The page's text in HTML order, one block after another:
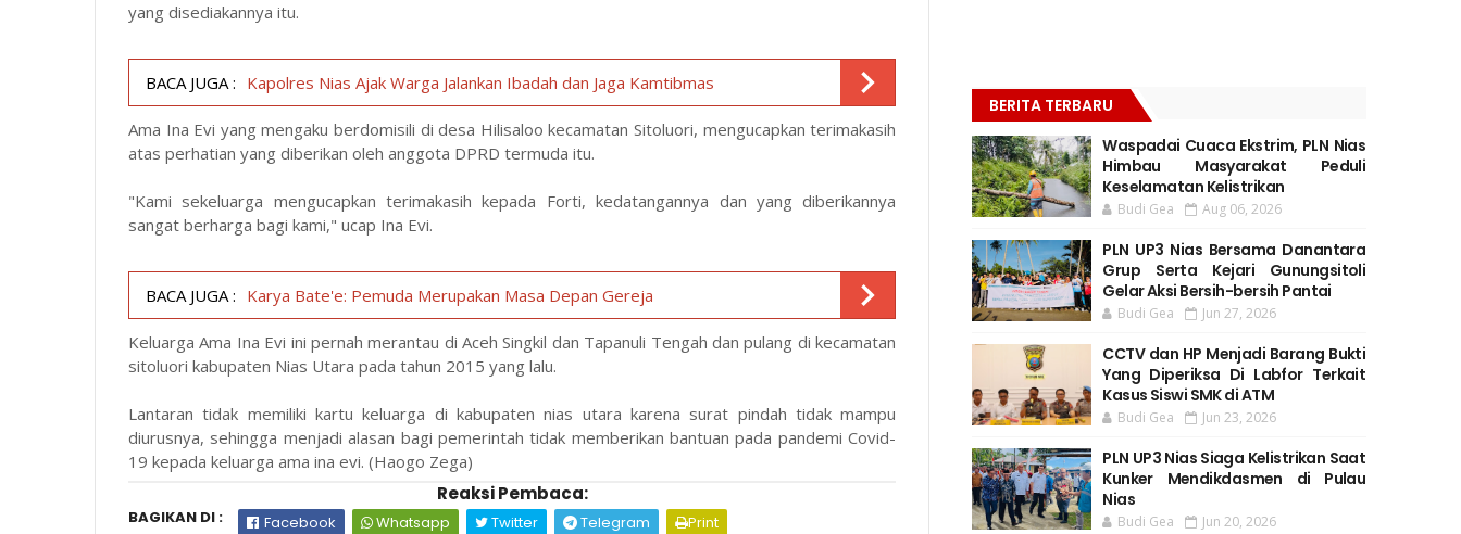
yang disediakannya itu.
BACA JUGA : Kapolres Nias Ajak Warga Jalankan Ibadah dan Jaga Kamtibmas
Ama Ina Evi yang mengaku berdomisili di desa Hilisaloo kecamatan Sitoluori, mengucapkan terimakasih
atas perhatian yang diberikan oleh anggota DPRD termuda itu.
"Kami sekeluarga mengucapkan terimakasih kepada Forti, kedatangannya dan yang diberikannya
sangat berharga bagi kami," ucap Ina Evi.
BACA JUGA : Karya Bate'e: Pemuda Merupakan Masa Depan Gereja
Keluarga Ama Ina Evi ini pernah merantau di Aceh Singkil dan Tapanuli Tengah dan pulang di kecamatan
sitoluori kabupaten Nias Utara pada tahun 2015 yang lalu.
Lantaran tidak memiliki kartu keluarga di kabupaten nias utara karena surat pindah tidak mampu
diurusnya, sehingga menjadi alasan bagi pemerintah tidak memberikan bantuan pada pandemi Covid-
19 kepada keluarga ama ina evi. (Haogo Zega)
Reaksi Pembaca:
BAGIKAN DI : Facebook Whatsapp Twitter Telegram Print
BERITA TERBARU
Waspadai Cuaca Ekstrim, PLN Nias
Himbau Masyarakat Peduli
Keselamatan Kelistrikan
Budi Gea Aug 06, 2026
PLN UP3 Nias Bersama Danantara
Grup Serta Kejari Gunungsitoli
Gelar Aksi Bersih-bersih Pantai
Budi Gea Jun 27, 2026
CCTV dan HP Menjadi Barang Bukti
Yang Diperiksa Di Labfor Terkait
Kasus Siswi SMK di ATM
Budi Gea Jun 23, 2026
PLN UP3 Nias Siaga Kelistrikan Saat
Kunker Mendikdasmen di Pulau
Nias
Budi Gea Jun 20, 2026